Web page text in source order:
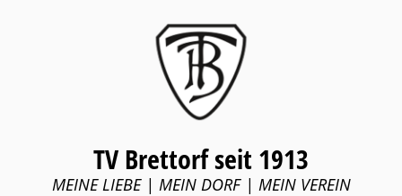
TV Brettorf seit 1913
MEINE LIEBE | MEIN DORF | MEIN VEREIN